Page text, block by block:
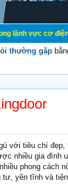
mua bán, ký
thường gặp
với tiêu chí đẹp,
nhiều gia đình
phong cách
yên tĩnh và